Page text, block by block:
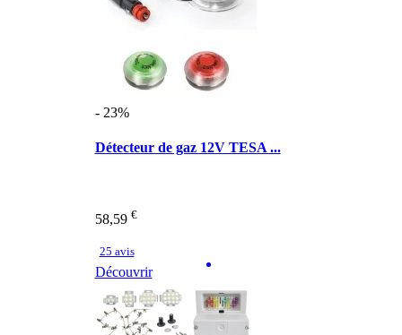
- 23%
Détecteur de gaz 12V TESA ...
58,59 €
25 avis
Découvrir